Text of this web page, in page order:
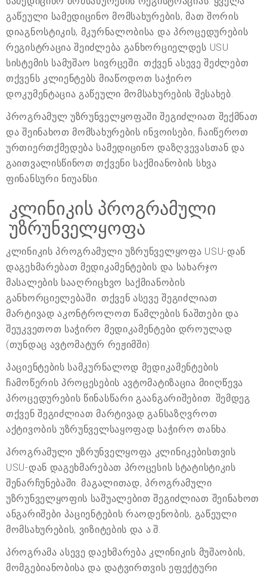
გაწეული სამედიცინო მომსახურების, მათ შორის
დიაგნოსტიკის, მკურნალობისა და პროცედურების
რეგისტრაცია შეიძლება განხორციელდეს USU
სისტემის სამუშაო სივრცეში. თქვენ ასევე შეძლებთ
თქვენს კლიენტებს მიაწოდოთ საჭირო
დოკუმენტაცია გაწეული მომსახურების შესახებ.
პროგრამულ უზრუნველყოფაში შეგიძლიათ შექმნათ
და შეინახოთ მომსახურების ინვოისები, ჩაიწეროთ
ურთიერთქმედება სამედიცინო დაზღვევასთან და
გაითვალისწინოთ თქვენი საქმიანობის სხვა
ფინანსური ნიუანსი.
კლინიკის პროგრამული
უზრუნველყოფა
კლინიკის პროგრამული უზრუნველყოფა USU-დან
დაგეხმარებათ მედიკამენტების და სახარჯო
მასალების სააღრიცხვო საქმიანობის
განხორციელებაში. თქვენ ასევე შეგიძლიათ
მარტივად აკონტროლოთ წამლების ნაშთები და
შეუკვეთოთ საჭირო მედიკამენტები დროულად
(თუნდაც ავტომატურ რეჟიმში).
პაციენტების სამკურნალოდ მედიკამენტების
ჩამოწერის პროცესების ავტომატიზაცია მიიღწევა
პროცედურების წინასწარი გაანგარიშებით. შემდეგ
თქვენ შეგიძლიათ მარტივად განსაზღვროთ
აქტივობის უზრუნველსაყოფად საჭირო თანხა.
პროგრამული უზრუნველყოფა კლინიკებისთვის
USU-დან დაგეხმარებათ პროცესის სტატისტიკის
შენარჩუნებაში. მაგალითად, პროგრამული
უზრუნველყოფის საშუალებით შეგიძლიათ შეინახოთ
ანგარიშები პაციენტების რაოდენობის, გაწეული
მომსახურების, ვიზიტების და ა.შ.
პროგრამა ასევე დაეხმარება კლინიკის მუშაობის,
მომგებიანობისა და დატვირთვის ეფექტური